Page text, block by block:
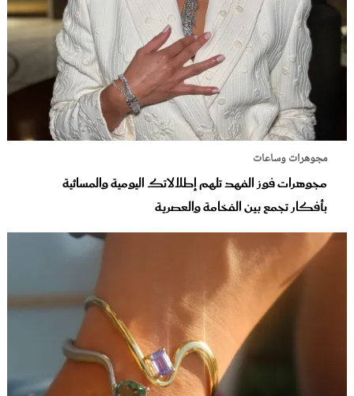
مجوهرات وساعات
مجوهرات فوز الفهد تلهم إطلالاتك اليومية والمسائية
بأفكار تجمع بين الفخامة والعصرية